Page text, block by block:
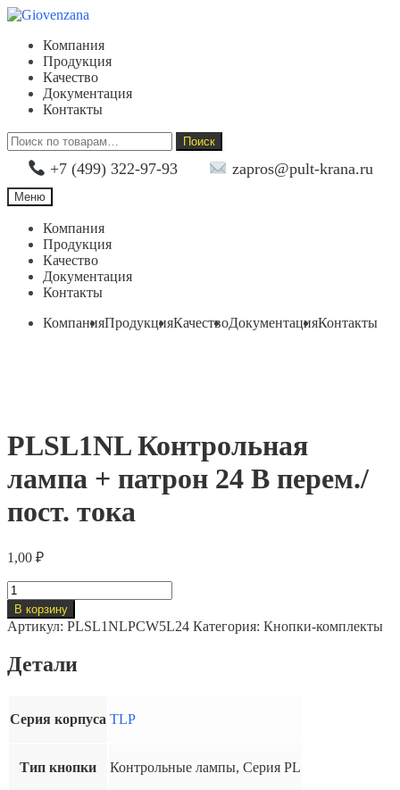
Перейти
навигации
Перейти
содержимому
Компания
Продукция
Качество
Документация
Контакты
Искать:
Поиск
+7 (499) 322-97-93 zapros@pult-krana.ru
Меню
Компания
Продукция
Качество
Документация
Контакты
КомпанияПродукцияКачествоДокументацияКонтакты
PLSL1NL Контрольная
лампа + патрон 24 В перем./
пост. тока
1,00 ₽
Количество
товара
PLSL1NL
Контрольная
+
В
тока
В корзину
Артикул: PLSL1NLPCW5L24 Категория: Кнопки-комплекты
Детали
Серия корпуса TLP
Тип кнопки Контрольные лампы, Серия PL